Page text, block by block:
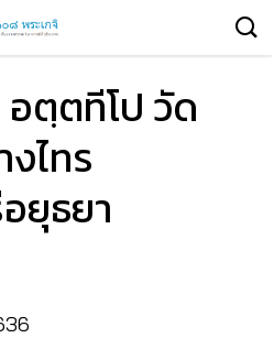
ตฺตทีโป วัด
ไทร
ยุธยา